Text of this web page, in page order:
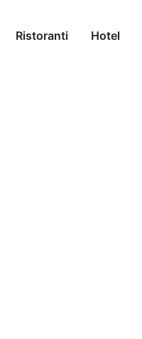
Ristoranti Hotel